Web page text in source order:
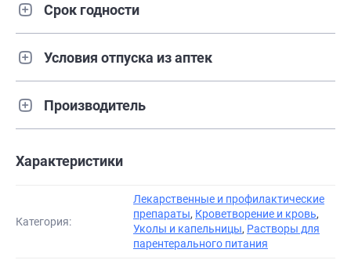
Срок годности
Условия отпуска из аптек
Производитель
Характеристики
Категория:
Лекарственные и профилактические
препараты, Кроветворение и кровь,
Уколы и капельницы, Растворы для
парентерального питания